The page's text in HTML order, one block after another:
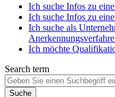
Ich suche Infos zu
Ich suche Infos zu
Ich suche als
Ich möchte
Search term